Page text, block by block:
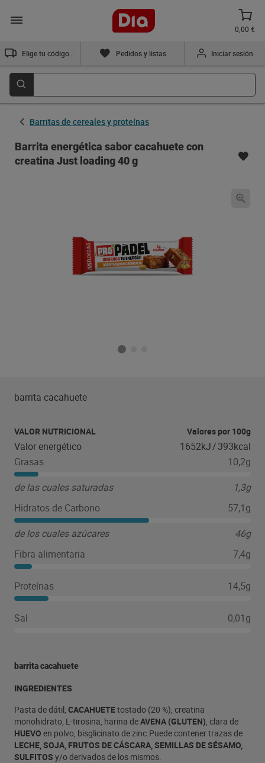
0,00 €
Pedidos y listas Iniciar sesión
Barritas de cereales y proteínas
Barrita energética sabor cacahuete con
creatina Just loading 40 g
barrita cacahuete
VALOR NUTRICIONAL Valores por 100g
Valor energético 1652kJ/393kcal
Grasas
10,2g
de las cuales saturadas
1,3g
Hidratos de Carbono
57,1g
de los cuales azúcares
46g
Fibra alimentaria
7,4g
Proteínas 14,5g
Sal 0,01g
barrita cacahuete
INGREDIENTES
Pasta de dátil, CACAHUETEtostado (20 %), creatina
monohidrato, L-tirosina, harina deAVENA (GLUTEN), clara de
HUEVO en polvo, bisglicinato de zinc.Puede contener trazas de
LECHE, SOJA, FRUTOS DE CÁSCARA, SEMILLAS DE SÉSAMO,
SULFITOS y/o derivados de los mismos.